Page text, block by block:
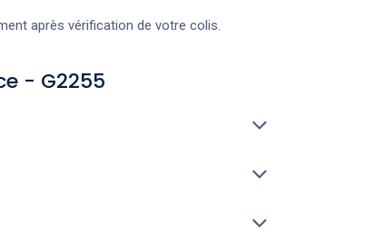
après vérification de votre colis.
- G2255